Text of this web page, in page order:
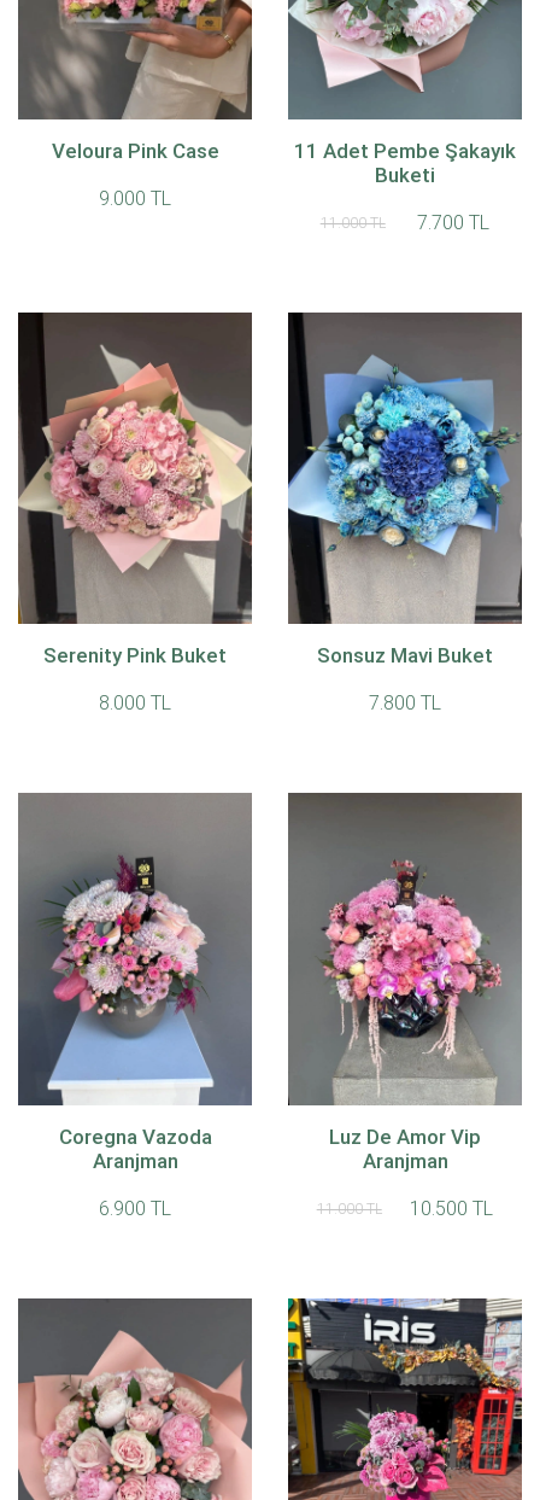
Veloura Pink Case
9.000 TL
11 Adet Pembe Şakayık
Buketi
11.000 TL 7.700 TL
Serenity Pink Buket
8.000 TL
Sonsuz Mavi Buket
7.800 TL
Coregna Vazoda
Aranjman
6.900 TL
Luz De Amor Vip
Aranjman
11.000 TL 10.500 TL